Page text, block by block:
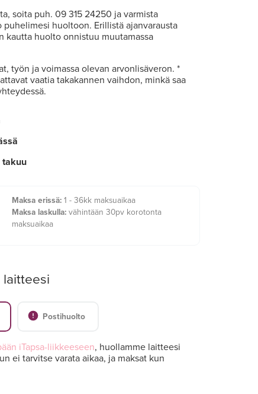
soita puh. 09 315 24250 ja varmista
puhelimesi huoltoon. Erillistä ajanvarausta
kautta huolto onnistuu muutamassa
työn ja voimassa olevan arvonlisäveron. *
vaatia takakannen vaihdon, minkä saa
takuu
Maksa erissä:1 - 36kk maksuaikaa
Maksa laskulla:vähintään 30pv korotonta
maksuaikaa
laitteesi
Postihuolto
iTapsa-liikkeeseen, huollamme laitteesi
ei tarvitse varata aikaa, ja maksat kun